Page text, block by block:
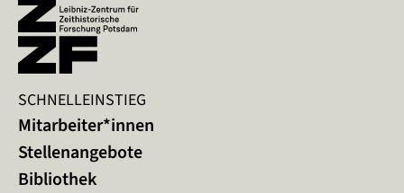
SCHNELLEINSTIEG
Mitarbeiter*innen
Stellenangebote
Bibliothek